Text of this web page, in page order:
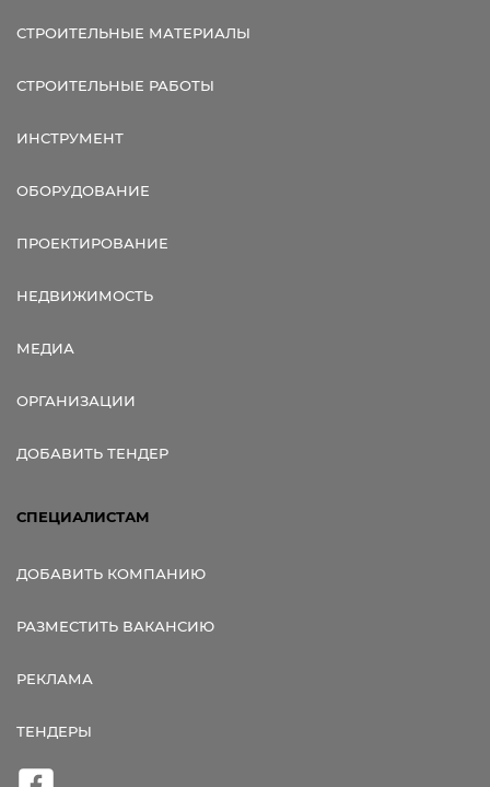
СТРОИТЕЛЬНЫЕ МАТЕРИАЛЫ
СТРОИТЕЛЬНЫЕ РАБОТЫ
ИНСТРУМЕНТ
ОБОРУДОВАНИЕ
ПРОЕКТИРОВАНИЕ
НЕДВИЖИМОСТЬ
МЕДИА
ОРГАНИЗАЦИИ
ДОБАВИТЬ ТЕНДЕР
СПЕЦИАЛИСТАМ
ДОБАВИТЬ КОМПАНИЮ
РАЗМЕСТИТЬ ВАКАНСИЮ
РЕКЛАМА
ТЕНДЕРЫ